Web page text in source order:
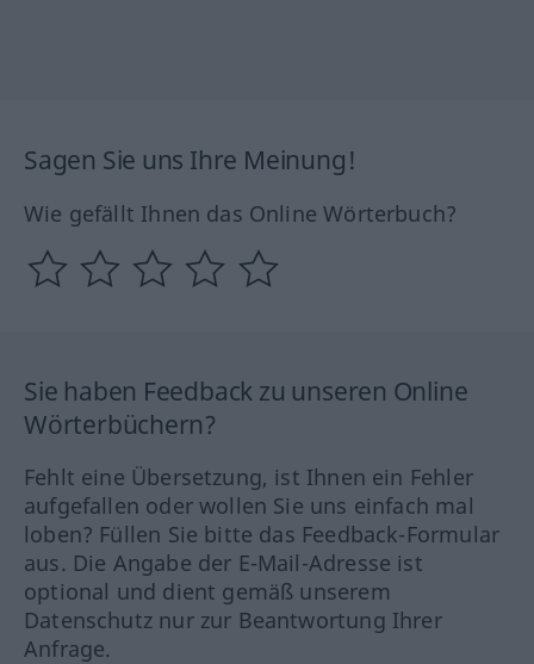
Sagen Sie uns Ihre Meinung!
Wie gefällt Ihnen das Online Wörterbuch?
Sie haben Feedback zu unseren Online
Wörterbüchern?
Fehlt eine Übersetzung, ist Ihnen ein Fehler
aufgefallen oder wollen Sie uns einfach mal
loben? Füllen Sie bitte das Feedback-Formular
aus. Die Angabe der E-Mail-Adresse ist
optional und dient gemäß unserem
Datenschutz nur zur Beantwortung Ihrer
Anfrage.